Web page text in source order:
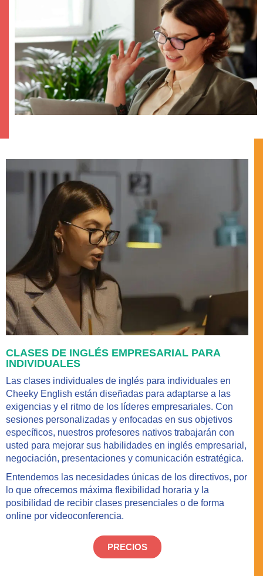
CLASES DE INGLÉS EMPRESARIAL PARA
INDIVIDUALES
Las clases individuales de inglés para individuales en
Cheeky English están diseñadas para adaptarse a las
exigencias y el ritmo de los líderes empresariales. Con
sesiones personalizadas y enfocadas en sus objetivos
específicos, nuestros profesores nativos trabajarán con
usted para mejorar sus habilidades en inglés empresarial,
negociación, presentaciones y comunicación estratégica.
Entendemos las necesidades únicas de los directivos, por
lo que ofrecemos máxima flexibilidad horaria y la
posibilidad de recibir clases presenciales o de forma
online por videoconferencia.
PRECIOS